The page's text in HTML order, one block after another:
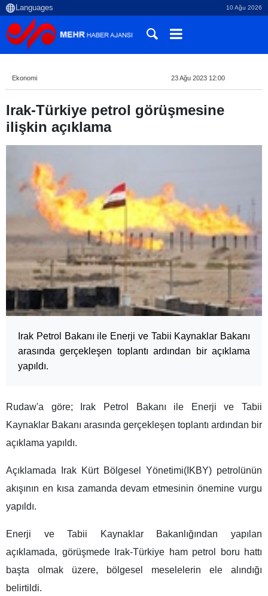
10 Ağu 2026
Ekonomi 23 Ağu 2023 12:00
Irak-Türkiye petrol görüşmesine
ilişkin açıklama
Irak Petrol Bakanı ile Enerji ve Tabii Kaynaklar Bakanı
arasında gerçekleşen toplantı ardından bir açıklama
yapıldı.
Rudaw'a göre; Irak Petrol Bakanı ile Enerji ve Tabii
Kaynaklar Bakanı arasında gerçekleşen toplantı ardından bir
açıklama yapıldı.
Açıklamada Irak Kürt Bölgesel Yönetimi(IKBY) petrolünün
akışının en kısa zamanda devam etmesinin önemine vurgu
yapıldı.
Enerji ve Tabii Kaynaklar Bakanlığından yapılan
açıklamada, görüşmede Irak-Türkiye ham petrol boru hattı
başta olmak üzere, bölgesel meselelerin ele alındığı
belirtildi.